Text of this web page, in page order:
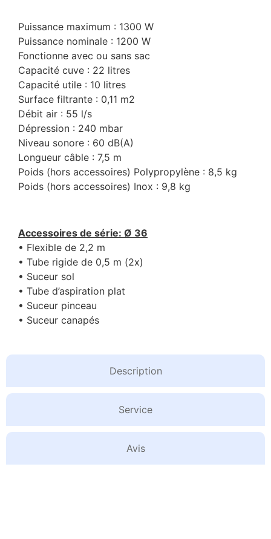
Description
Service
Avis
Puissance maximum : 1300 W
Puissance nominale : 1200 W
Fonctionne avec ou sans sac
Capacité cuve : 22 litres
Capacité utile : 10 litres
Surface filtrante : 0,11 m2
Débit air : 55 l/s
Dépression : 240 mbar
Niveau sonore : 60 dB(A)
Longueur câble : 7,5 m
Poids (hors accessoires) Polypropylène : 8,5 kg
Poids (hors accessoires) Inox : 9,8 kg
Accessoires de série: Ø 36
• Flexible de 2,2 m
• Tube rigide de 0,5 m (2x)
• Suceur sol
• Tube d’aspiration plat
• Suceur pinceau
• Suceur canapés